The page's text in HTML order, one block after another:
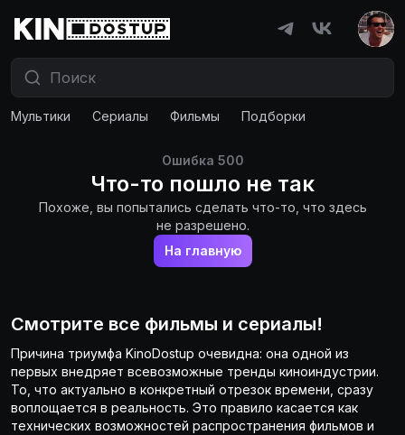
Мультики Сериалы Фильмы Подборки
Ошибка 500
Что-то пошло не так
Похоже, вы попытались сделать что-то, что здесь
не разрешено.
На главную
Смотрите все фильмы и сериалы!
Причина триумфа KinoDostup очевидна: она одной из
первых внедряет всевозможные тренды киноиндустрии.
То, что актуально в конкретный отрезок времени, сразу
воплощается в реальность. Это правило касается как
технических возможностей распространения фильмов и